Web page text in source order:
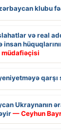
klubu
və real
insan
müdafiəçisi
Ukraynanın
— Ceyhun